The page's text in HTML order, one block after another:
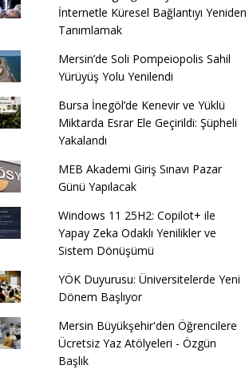
İnternetle Küresel Bağlantıyı Yeniden
Tanımlamak
Mersin’de Soli Pompeiopolis Sahil
Yürüyüş Yolu Yenilendi
Bursa İnegöl’de Kenevir ve Yüklü
Miktarda Esrar Ele Geçirildi: Şüpheli
Yakalandı
MEB Akademi Giriş Sınavı Pazar
Günü Yapılacak
Windows 11 25H2: Copilot+ ile
Yapay Zeka Odaklı Yenilikler ve
Sistem Dönüşümü
YÖK Duyurusu: Üniversitelerde Yeni
Dönem Başlıyor
Mersin Büyükşehir'den Öğrencilere
Ücretsiz Yaz Atölyeleri - Özgün
Başlık